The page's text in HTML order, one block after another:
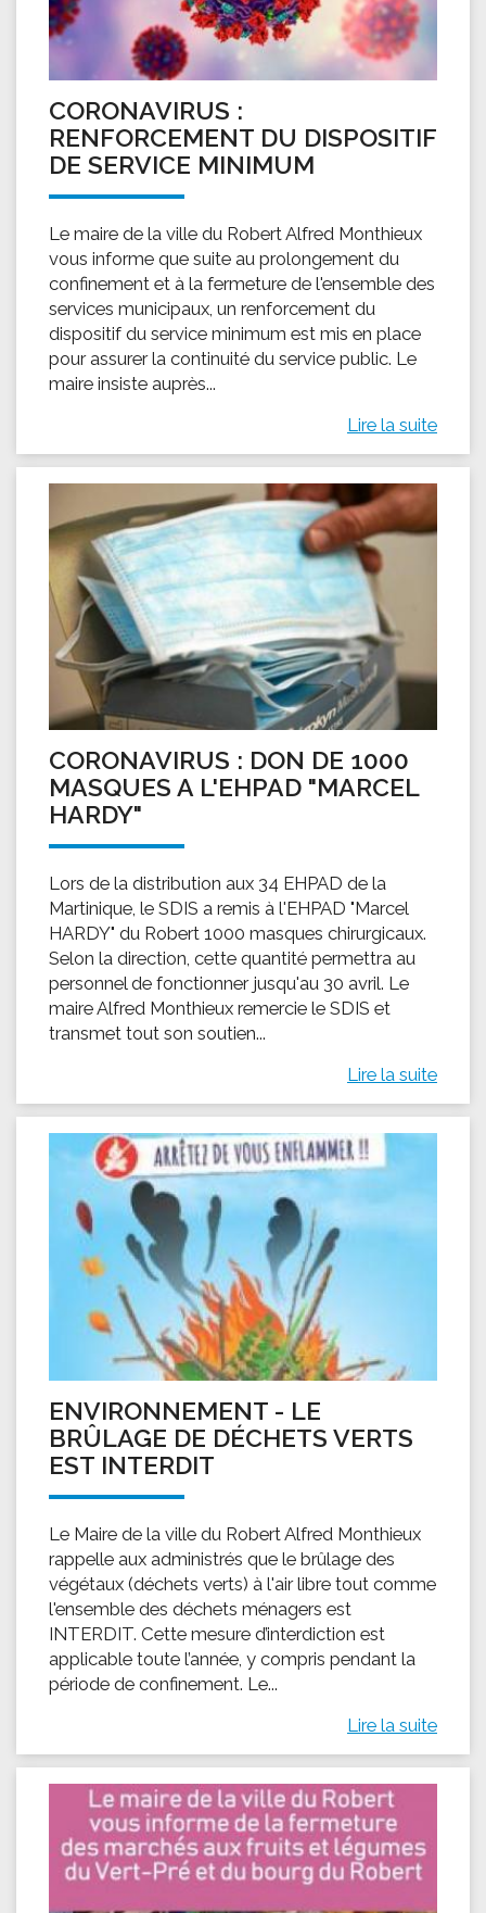
CORONAVIRUS :
RENFORCEMENT DU DISPOSITIF
DE SERVICE MINIMUM
Le maire de la ville du Robert Alfred Monthieux
vous informe que suite au prolongement du
confinement et à la fermeture de l'ensemble des
services municipaux, un renforcement du
dispositif du service minimum est mis en place
pour assurer la continuité du service public. Le
maire insiste auprès...
Lire la suite
CORONAVIRUS : DON DE 1000
MASQUES A L'EHPAD "MARCEL
HARDY"
Lors de la distribution aux 34 EHPAD de la
Martinique, le SDIS a remis à l'EHPAD "Marcel
HARDY" du Robert 1000 masques chirurgicaux.
Selon la direction, cette quantité permettra au
personnel de fonctionner jusqu'au 30 avril. Le
maire Alfred Monthieux remercie le SDIS et
transmet tout son soutien...
Lire la suite
ENVIRONNEMENT - LE
BRÛLAGE DE DÉCHETS VERTS
EST INTERDIT
Le Maire de la ville du Robert Alfred Monthieux
rappelle aux administrés que le brûlage des
végétaux (déchets verts) à l'air libre tout comme
l'ensemble des déchets ménagers est
INTERDIT. Cette mesure d’interdiction est
applicable toute l’année, y compris pendant la
période de confinement. Le...
Lire la suite